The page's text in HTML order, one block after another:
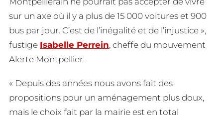
sur un axe où il y a plus de 15 000 voitures et 900
bus par jour. C’est de l’inégalité et de l’injustice »,
fustige Isabelle Perrein, cheffe du mouvement
Alerte Montpellier.
« Depuis des années nous avons fait des
propositions pour un aménagement plus doux,
mais le choix fait par la mairie est en total